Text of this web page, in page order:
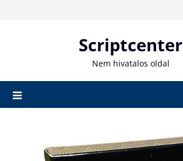
Scriptcenter
Nem hivatalos oldal